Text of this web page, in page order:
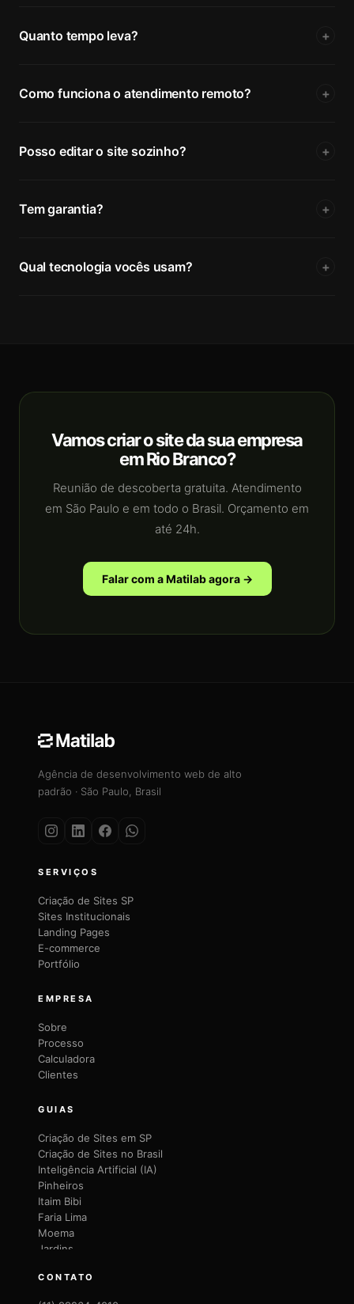
Quanto tempo leva? +
Como funciona o atendimento remoto? +
Posso editar o site sozinho? +
Tem garantia? +
Qual tecnologia vocês usam? +
Vamos criar o site da sua empresa
em Rio Branco?
Reunião de descoberta gratuita. Atendimento
em São Paulo e em todo o Brasil. Orçamento em
até 24h.
Falar com a Matilab agora →
Agência de desenvolvimento web de alto
padrão · São Paulo, Brasil
SERVIÇOS
Criação de Sites SP
Sites Institucionais
Landing Pages
E-commerce
Portfólio
EMPRESA
Sobre
Processo
Calculadora
Clientes
GUIAS
Criação de Sites em SP
Criação de Sites no Brasil
Inteligência Artificial (IA)
Pinheiros
Itaim Bibi
Faria Lima
Moema
Jardins
Vila Mariana
CONTATO